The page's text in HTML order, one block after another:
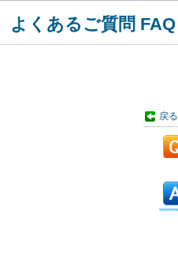
よくあるご質問 FAQ
戻る